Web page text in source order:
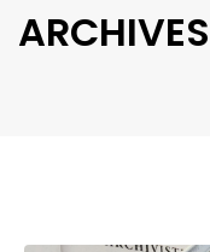
ARCHIVES